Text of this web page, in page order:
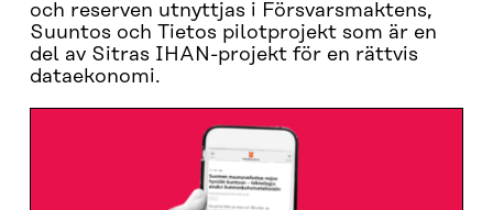
och reserven utnyttjas i Försvarsmaktens,
Suuntos och Tietos pilotprojekt som är en
del av Sitras IHAN-projekt för en rättvis
dataekonomi.